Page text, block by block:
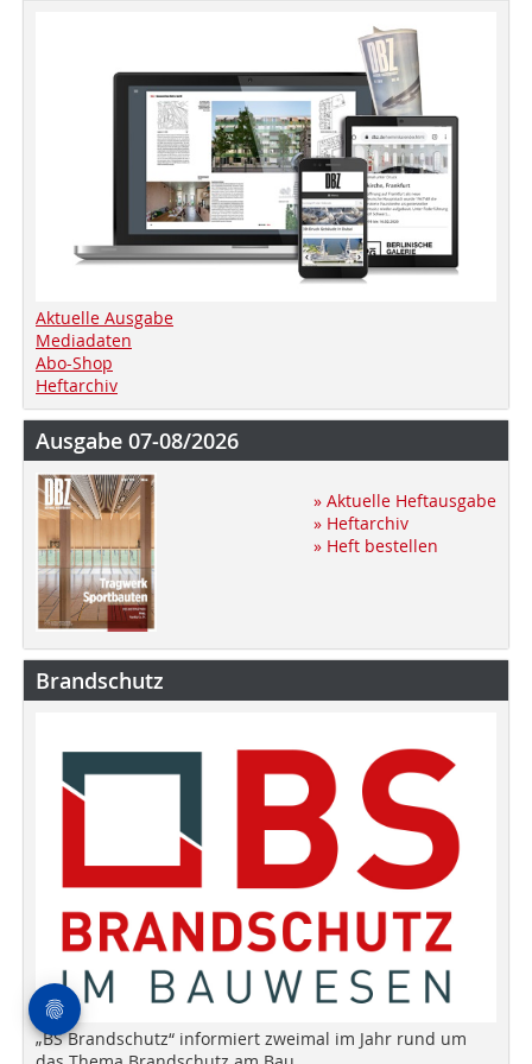
Aktuelle Ausgabe
Mediadaten
Abo-Shop
Heftarchiv
Ausgabe 07-08/2026
» Aktuelle Heftausgabe
» Heftarchiv
» Heft bestellen
Brandschutz
„BS Brandschutz“ informiert zweimal im Jahr rund um